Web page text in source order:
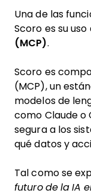
Una de las
Scoro es su uso
(MCP).
Scoro es
(MCP), un
modelos de
como Claude o
segura a los
qué datos y
Tal como se
futuro de la IA